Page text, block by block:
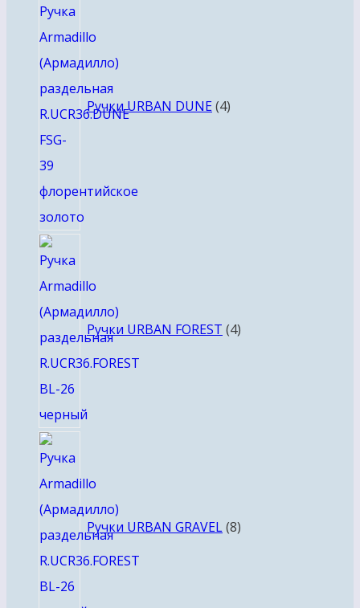
Ручки URBAN DUNE 4
Ручки URBAN FOREST 4
Ручки URBAN GRAVEL 8